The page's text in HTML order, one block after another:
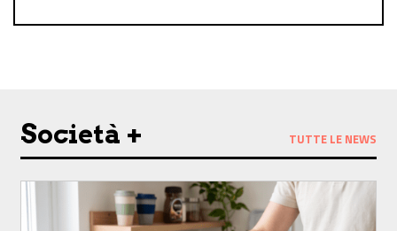
Follow us on Facebook
Follow us on Instagram
Società + TUTTE LE NEWS